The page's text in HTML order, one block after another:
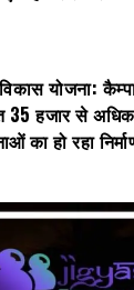
योजना:
35 हजार से
का हो रहा